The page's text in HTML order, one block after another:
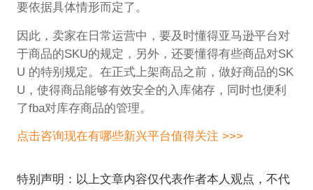
要依据具体情形而定了。
因此，卖家在日常运营中，要及时懂得亚马逊平台对
于商品的SKU的规定，另外，还要懂得有些商品对SK
U 的特别规定。在正式上架商品之前，做好商品的SK
U，使得商品能够有效安全的入库储存，同时也便利
了fba对库存商品的管理。
点击咨询现在有哪些新兴平台值得关注 >>>
特别声明：以上文章内容仅代表作者本人观点，不代